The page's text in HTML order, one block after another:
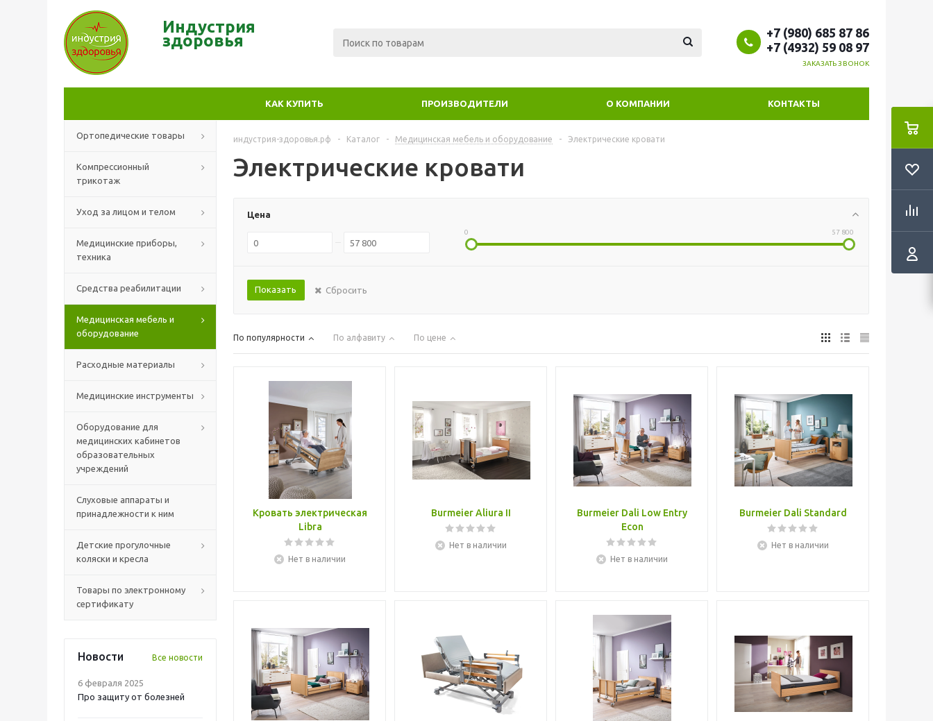
Индустрия
здоровья
+7 (980) 685 87 86
+7 (4932) 59 08 97
ЗАКАЗАТЬ ЗВОНОК
КАК КУПИТЬ ПРОИЗВОДИТЕЛИ О КОМПАНИИ КОНТАКТЫ
Ортопедические товары
Компрессионный
трикотаж
Уход за лицом и телом
Медицинские приборы,
техника
Средства реабилитации
Медицинская мебель и
оборудование
Расходные материалы
Медицинские инструменты
Оборудование для
медицинских кабинетов
образовательных
учреждений
Слуховые аппараты и
принадлежности к ним
Детские прогулочные
коляски и кресла
Товары по электронному
сертификату
Новости Все новости
6 февраля 2025
Про защиту от болезней
индустрия-здоровья.рф - Каталог - Медицинская мебель и оборудование - Электрические кровати
Электрические кровати
Цена
0 57 800
Показать Сбросить
По популярности По алфавиту По цене
Кровать электрическая
Libra
Нет в наличии
Burmeier Aliura II
Нет в наличии
Burmeier Dali Low Entry
Econ
Нет в наличии
Burmeier Dali Standard
Нет в наличии